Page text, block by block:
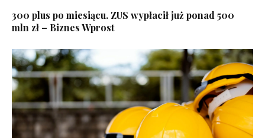
300 plus po miesiącu. ZUS wypłacił już ponad 500
mln zł – Biznes Wprost